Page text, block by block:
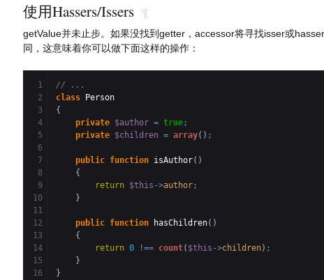
使用Hassers/Issers ¶
getValue并未止步。如果没找到getter，accessor将寻找isser或
同，这意味着你可以做下面这样的操作：
1
2
3
4
5
6
7
8
9
10
11
12
13
14
15
16
// ...
class
Person
{
private
$author = true;
private
$children = array( ) ;
public function isAuthor( )
{
return
$this ->author;
}
public function hasChildren( )
{
return 0 !== count( $this ->children) ;
}
}